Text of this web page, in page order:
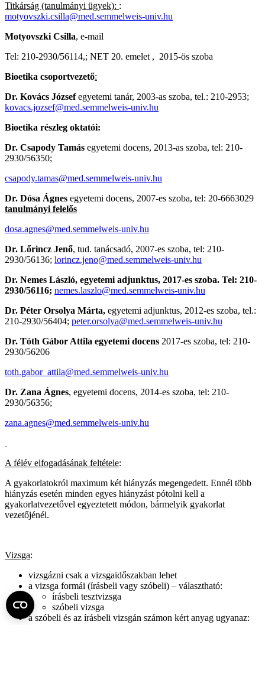
Titkárság (tanulmányi ügyek): :
motyovszki.csilla@med.semmelweis-univ.hu
Motyovszki Csilla, e-mail
Tel: 210-2930/56114,; NET 20. emelet , 2015-ös szoba
Bioetika csoportvezető:
Dr. Kovács Józsefegyetemi tanár, 2003-as szoba, tel.: 210-2953;
kovacs.jozsef@med.semmelweis-univ.hu
Bioetika részleg oktatói:
Dr. Csapody Tamás egyetemi docens, 2013-as szoba, tel: 210-
2930/56350;
csapody.tamas@med.semmelweis-univ.hu
Dr. Dósa Ágnes egyetemi docens, 2007-es szoba, tel: 20-6663029
tanulmányi felelős
dosa.agnes@med.semmelweis-univ.hu
Dr. Lőrincz Jenő, tud. tanácsadó, 2007-es szoba, tel: 210-
2930/56136; lorincz.jeno@med.semmelweis-univ.hu
Dr. Nemes László, egyetemi adjunktus, 2017-es szoba. Tel: 210-
2930/56116; nemes.laszlo@med.semmelweis-univ.hu
Dr. Péter Orsolya Márta, egyetemi adjunktus, 2012-es szoba, tel.:
210-2930/56404; peter.orsolya@med.semmelweis-univ.hu
Dr. Tóth Gábor Attila egyetemi docens 2017-es szoba, tel: 210-
2930/56206
toth.gabor_attila@med.semmelweis-univ.hu
Dr. Zana Ágnes, egyetemi docens, 2014-es szoba, tel: 210-
2930/56356;
zana.agnes@med.semmelweis-univ.hu
A félév elfogadásának feltétele:
A gyakorlatokról maximum két hiányzás megengedett. Ennél több
hiányzás esetén minden egyes hiányzást pótolni kell a
gyakorlatvezetővel egyeztetett módon, bármelyik gyakorlat
vezetőjénél.
Vizsga:
vizsgázni csak a vizsgaidőszakban lehet
a vizsga formái (írásbeli vagy szóbeli) – választható:
írásbeli tesztvizsga
szóbeli vizsga
a szóbeli és az írásbeli vizsgán számon kért anyag ugyanaz: